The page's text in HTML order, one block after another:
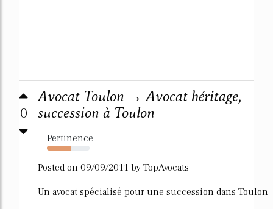
0
Avocat Toulon → Avocat héritage,
succession à Toulon
Pertinence
55%
Posted on 09/09/2011 by TopAvocats
Un avocat spécialisé pour une succession dans Toulon